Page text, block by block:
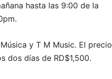
hasta las 9:00 de la
y T M Music. El precio
dos días de RD$1,500.